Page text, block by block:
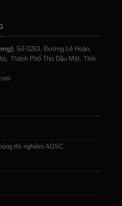
Số 0263, Đường Lê Hoàn,
Thành Phố Thủ Dầu Một, Tỉnh
thí nghiệm AOSC